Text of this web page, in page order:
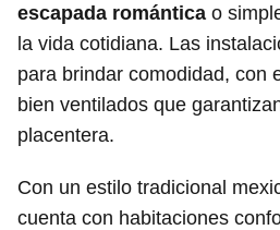
escapada romántica o
la vida cotidiana. Las
para brindar comodidad, con
bien ventilados que
placentera.
Con un estilo tradicional
cuenta con habitaciones